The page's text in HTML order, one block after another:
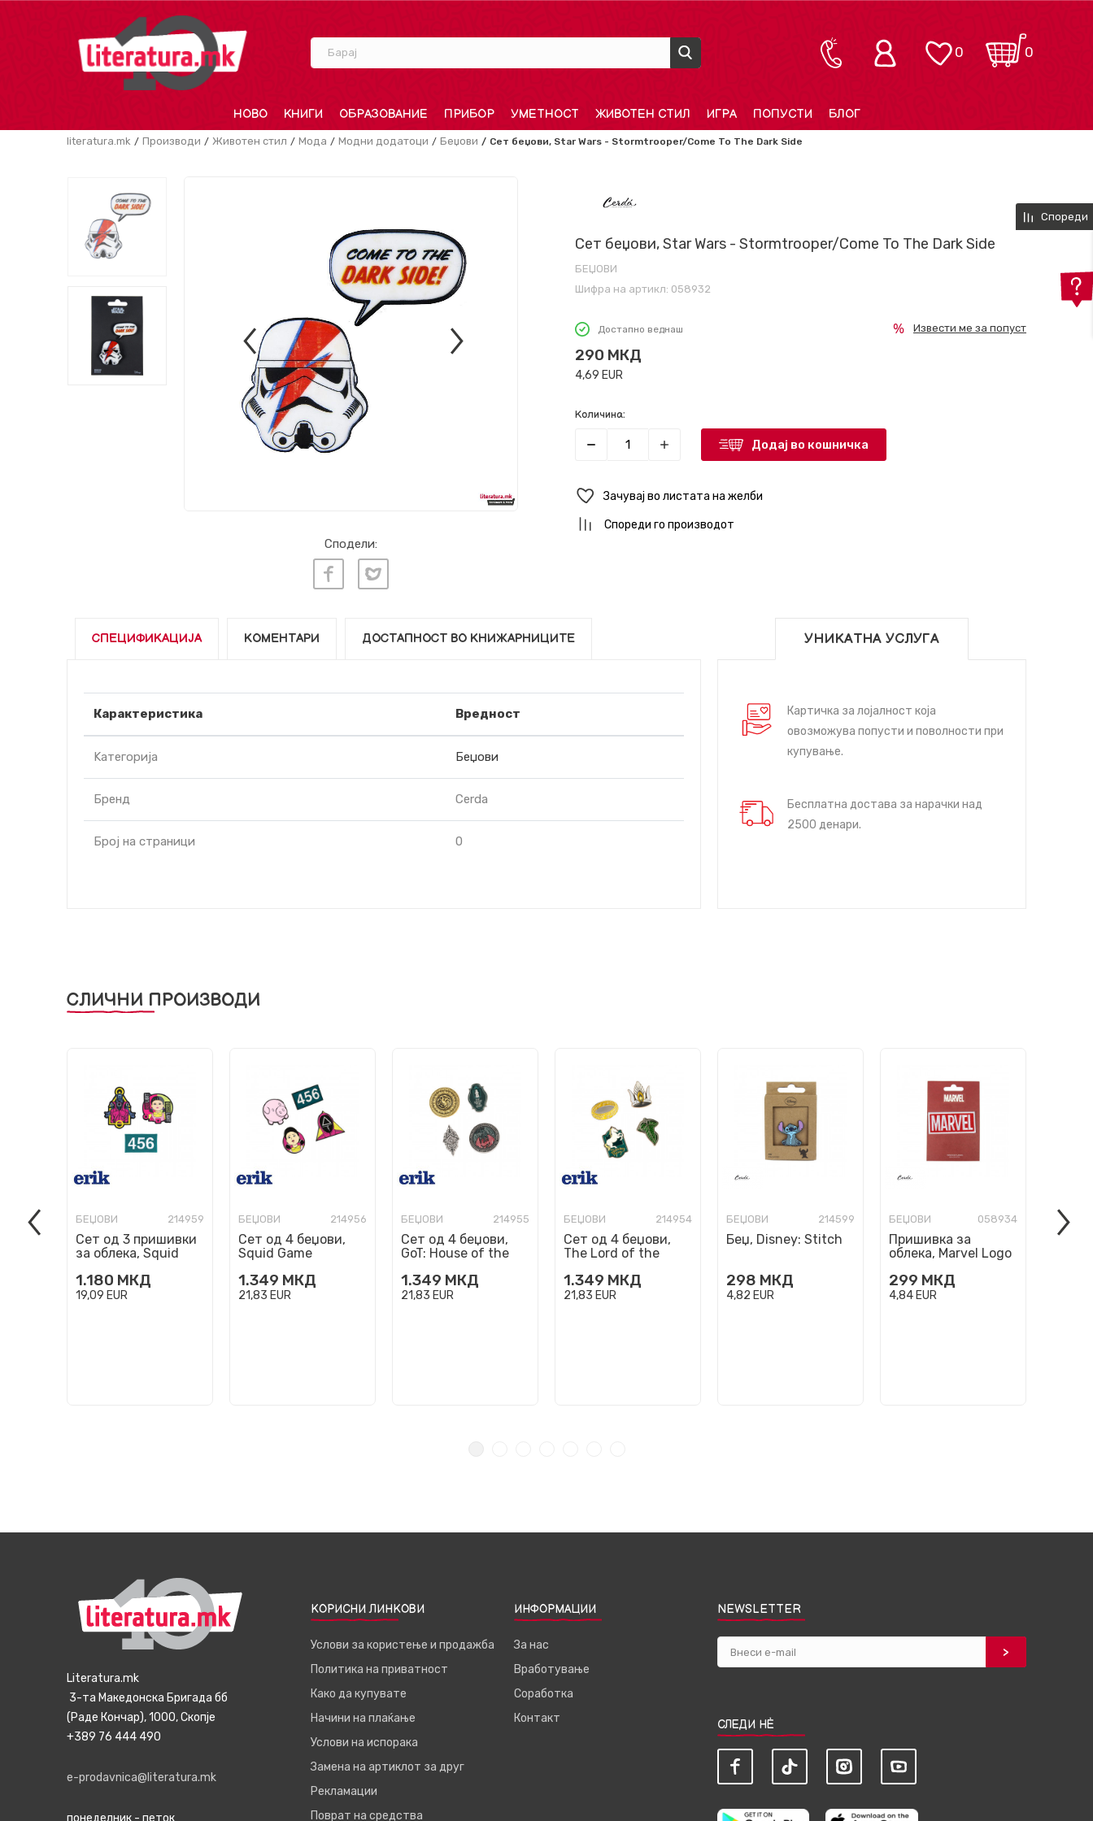
Барај 0
0
НОВО КНИГИ ОБРАЗОВАНИЕ ПРИБОР УМЕТНОСТ ЖИВОТЕН СТИЛ ИГРА ПОПУСТИ БЛОГ
literatura.mk Производи Животен стил Мода Модни додатоци Беџови Сет беџови, Star Wars - Stormtrooper/Come To The Dark Side
Сподели:
Сет беџови, Star Wars - Stormtrooper/Come To The Dark Side
БЕЏОВИ
Шифра на артикл: 058932
Достапно веднаш
290 МКД
4,69 EUR
Извести ме за попуст
Количина:
Додај во кошничка
Зачувај во листата на желби
Спореди го производот
СПЕЦИФИКАЦИЈА КОМЕНТАРИ ДОСТАПНОСТ ВО КНИЖАРНИЦИТЕ
Карактеристика Вредност
Kатегорија Беџови
Бренд Cerda
Број на страници 0
УНИКАТНА УСЛУГА
Картичка за лојалност која
овозможува попусти и поволности при
купување.
Бесплатна достава за нарачки над
2500 денари.
СЛИЧНИ ПРОИЗВОДИ
БЕЏОВИ 214959
Сет од 3 пришивки
за облека, Squid
1.180 МКД
19,09 EUR
БЕЏОВИ 214956
Сет од 4 беџови,
Squid Game
1.349 МКД
21,83 EUR
БЕЏОВИ 214955
Сет од 4 беџови,
GoT: House of the
1.349 МКД
21,83 EUR
БЕЏОВИ 214954
Сет од 4 беџови,
The Lord of the
1.349 МКД
21,83 EUR
БЕЏОВИ 214599
Беџ, Disney: Stitch
298 МКД
4,82 EUR
БЕЏОВИ 058934
Пришивка за
облека, Marvel Logo
299 МКД
4,84 EUR
БЕЏОВИ
Спореди
Literatura.mk
3-та Македонска Бригада бб
(Раде Кончар), 1000, Скопје
+389 76 444 490
e-prodavnica@literatura.mk
понеделник - петок
КОРИСНИ ЛИНКОВИ
Услови за користење и продажба
Политика на приватност
Како да купувате
Начини на плаќање
Услови на испорака
Замена на артиклот за друг
Рекламации
Поврат на средства
ИНФОРМАЦИИ
За нас
Вработување
Соработка
Контакт
NEWSLETTER
СЛЕДИ НЀ